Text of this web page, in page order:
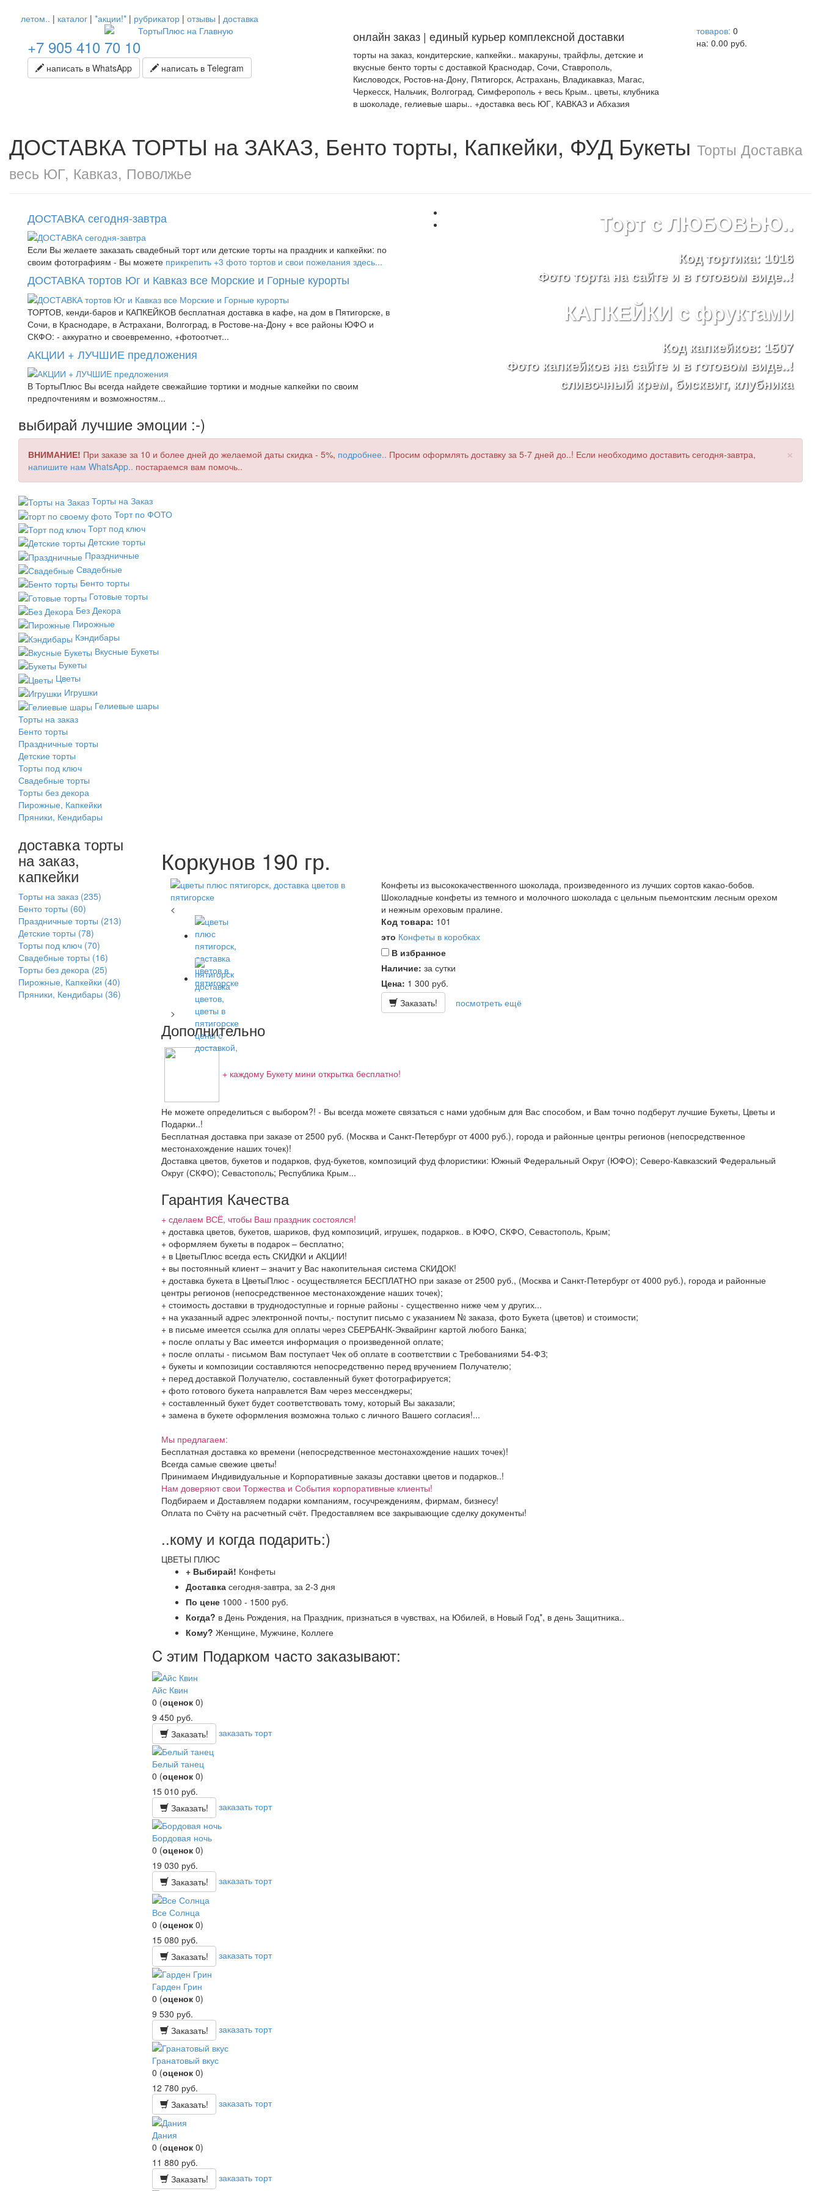
летом.. | каталог | *акции!* | рубрикатор | отзывы | доставка
+7 905 410 70 10
написать в WhatsApp написать в Telegram
онлайн заказ | единый курьер комплексной доставки
торты на заказ, кондитерские, капкейки.. макаруны, трайфлы, детские и
вкусные бенто торты с доставкой Краснодар, Сочи, Ставрополь,
Кисловодск, Ростов-на-Дону, Пятигорск, Астрахань, Владикавказ, Магас,
Черкесск, Нальчик, Волгоград, Симферополь + весь Крым.. цветы, клубника
в шоколаде, гелиевые шары.. +доставка весь ЮГ, КАВКАЗ и Абхазия
товаров: 0
на: 0.00 руб.
ДОСТАВКА ТОРТЫ на ЗАКАЗ, Бенто торты, Капкейки, ФУД Букеты Торты Доставка
весь ЮГ, Кавказ, Поволжье
ДОСТАВКА сегодня-завтра
Если Вы желаете заказать свадебный торт или детские торты на праздник и капкейки: по
своим фотографиям - Вы можете прикрепить +3 фото тортов и свои пожелания здесь...
ДОСТАВКА тортов Юг и Кавказ все Морские и Горные курорты
ТОРТОВ, кенди-баров и КАПКЕЙКОВ бесплатная доставка в кафе, на дом в Пятигорске, в
Сочи, в Краснодаре, в Астрахани, Волгоград, в Ростове-на-Дону + все районы ЮФО и
СКФО: - аккуратно и своевременно, +фотоотчет...
АКЦИИ + ЛУЧШИЕ предложения
В ТортыПлюс Вы всегда найдете свежайшие тортики и модные капкейки по своим
предпочтениям и возможностям...
Торт с ЛЮБОВЬЮ..
Код тортика: 1016
Фото торта на сайте и в готовом виде..!
КАПКЕЙКИ с фруктами
Код капкейков: 1507
Фото капкейков на сайте и в готовом виде..!
сливочный крем, бисквит, клубника
выбирай лучшие эмоции :-)
×
ВНИМАНИЕ! При заказе за 10 и более дней до желаемой даты скидка - 5%, подробнее.. Просим оформлять доставку за 5-7 дней до..! Если необходимо доставить сегодня-завтра,
напишите нам WhatsApp.. постараемся вам помочь..
Торты на Заказ
Торт по ФОТО
Торт под ключ
Детские торты
Праздничные
Свадебные
Бенто торты
Готовые торты
Без Декора
Пирожные
Кэндибары
Вкусные Букеты
Букеты
Цветы
Игрушки
Гелиевые шары
Торты на заказ
Бенто торты
Праздничные торты
Детские торты
Торты под ключ
Свадебные торты
Торты без декора
Пирожные, Капкейки
Пряники, Кендибары
доставка торты
на заказ,
капкейки
Торты на заказ (235)
Бенто торты (60)
Праздничные торты (213)
Детские торты (78)
Торты под ключ (70)
Свадебные торты (16)
Торты без декора (25)
Пирожные, Капкейки (40)
Пряники, Кендибары (36)
Коркунов 190 гр.
<
>
Конфеты из высококачественного шоколада, произведенного из лучших сортов какао-бобов.
Шоколадные конфеты из темного и молочного шоколада с цельным пьемонтским лесным орехом
и нежным ореховым пралине.
Код товара: 101
это Конфеты в коробках
В избранное
Наличие: за сутки
Цена: 1 300 руб.
Заказать!
посмотреть ещё
Дополнительно
+ каждому Букету мини открытка бесплатно!
Не можете определиться с выбором?! - Вы всегда можете связаться с нами удобным для Вас способом, и Вам точно подберут лучшие Букеты, Цветы и
Подарки..!
Бесплатная доставка при заказе от 2500 руб. (Москва и Санкт-Петербург от 4000 руб.), города и районные центры регионов (непосредственное
местонахождение наших точек)!
Доставка цветов, букетов и подарков, фуд-букетов, композиций фуд флористики: Южный Федеральный Округ (ЮФО); Северо-Кавказский Федеральный
Округ (СКФО); Севастополь; Республика Крым...
Гарантия Качества
+ сделаем ВСЁ, чтобы Ваш праздник состоялся!
+ доставка цветов, букетов, шариков, фуд композиций, игрушек, подарков.. в ЮФО, СКФО, Севастополь, Крым;
+ оформляем букеты в подарок – бесплатно;
+ в ЦветыПлюс всегда есть СКИДКИ и АКЦИИ!
+ вы постоянный клиент – значит у Вас накопительная система СКИДОК!
+ доставка букета в ЦветыПлюс - осуществляется БЕСПЛАТНО при заказе от 2500 руб., (Москва и Санкт-Петербург от 4000 руб.), города и районные
центры регионов (непосредственное местонахождение наших точек);
+ стоимость доставки в труднодоступные и горные районы - существенно ниже чем у других...
+ на указанный адрес электронной почты,- поступит письмо с указанием № заказа, фото Букета (цветов) и стоимости;
+ в письме имеется ссылка для оплаты через СБЕРБАНК-Эквайринг картой любого Банка;
+ после оплаты у Вас имеется информация о произведенной оплате;
+ после оплаты - письмом Вам поступает Чек об оплате в соответствии с Требованиями 54-ФЗ;
+ букеты и композиции составляются непосредственно перед вручением Получателю;
+ перед доставкой Получателю, составленный букет фотографируется;
+ фото готового букета направлется Вам через мессенджеры;
+ составленный букет будет соответствовать тому, который Вы заказали;
+ замена в букете оформления возможна только с личного Вашего согласия!...
Мы предлагаем:
Бесплатная доставка ко времени (непосредственное местонахождение наших точек)!
Всегда самые свежие цветы!
Принимаем Индивидуальные и Корпоративные заказы доставки цветов и подарков..!
Нам доверяют свои Торжества и События корпоративные клиенты!
Подбираем и Доставляем подарки компаниям, госучреждениям, фирмам, бизнесу!
Оплата по Счёту на расчетный счёт. Предоставляем все закрывающие сделку документы!
..кому и когда подарить:)
ЦВЕТЫ ПЛЮС
+ Выбирай! Конфеты
Доставка сегодня-завтра, за 2-3 дня
По цене 1000 - 1500 руб.
Когда? в День Рождения, на Праздник, признаться в чувствах, на Юбилей, в Новый Год*, в день Защитника..
Кому? Женщине, Мужчине, Коллеге
C этим Подарком часто заказывают:
Айс Квин
0 (оценок 0)
9 450 руб.
Заказать!
заказать торт
Белый танец
0 (оценок 0)
15 010 руб.
Заказать!
заказать торт
Бордовая ночь
0 (оценок 0)
19 030 руб.
Заказать!
заказать торт
Все Солнца
0 (оценок 0)
15 080 руб.
Заказать!
заказать торт
Гарден Грин
0 (оценок 0)
9 530 руб.
Заказать!
заказать торт
Гранатовый вкус
0 (оценок 0)
12 780 руб.
Заказать!
заказать торт
Дания
0 (оценок 0)
11 880 руб.
Заказать!
заказать торт